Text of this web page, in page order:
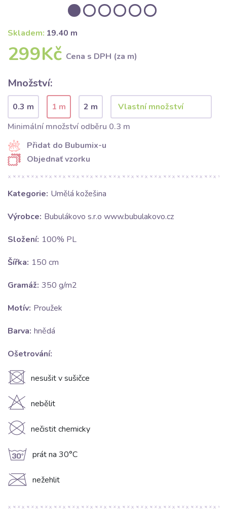
Skladem: 19.40 m
299Kč Cena s DPH (za m)
Množství:
0.3 m 1 m
2 m
Minimální množství odběru 0.3 m
Přidat do Bubumix-u
Objednať vzorku
Kategorie: Umělá kožešina
Výrobce: Bubulákovo s.r.o www.bubulakovo.cz
Složení: 100% PL
Šířka: 150 cm
Gramáž: 350 g/m2
Motív: Proužek
Barva: hnědá
Ošetrování:
U nesušit v sušičce
H nebělit
K nečistit chemicky
g prát na 30°C
C nežehlit